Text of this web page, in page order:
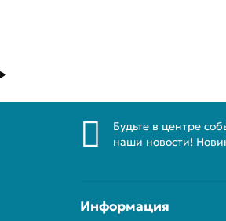
Будьте в центре
наши новости!
Информация